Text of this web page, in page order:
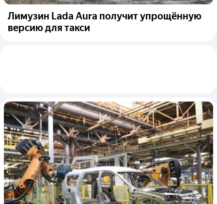
Лимузин Lada Aura получит упрощённую
версию для такси